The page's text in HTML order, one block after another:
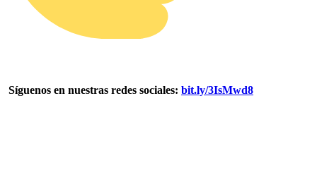
Síguenos en nuestras redes sociales: bit.ly/3IsMwd8